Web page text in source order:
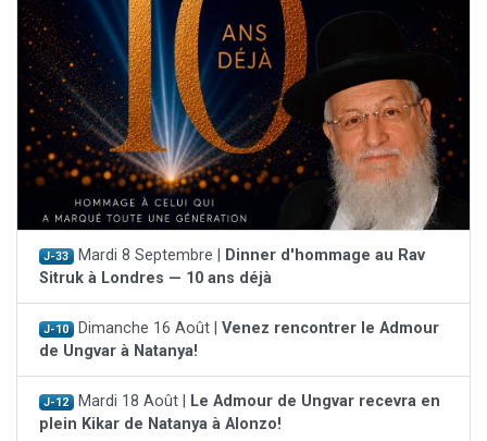
J-33 Mardi 8 Septembre |
Dinner d'hommage au Rav
Sitruk à Londres — 10 ans déjà
J-10 Dimanche 16 Août | Venez rencontrer le Admour
de Ungvar à Natanya!
J-12 Mardi 18 Août |
Le Admour de Ungvar recevra en
plein Kikar de Natanya à Alonzo!